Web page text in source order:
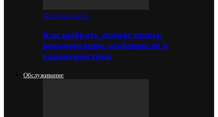
Автозапчасти
Как выбрать зимние шины:
рекомендации, особенности и
характеристики
Обслуживание